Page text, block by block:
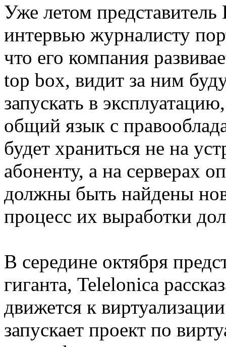
Уже летом
интервью журналисту
что его компания
top box, видит за ним
запускать в
общий язык с
будет храниться не на
абоненту, а на серверах
должны быть найдены
процесс их выработки
В середине октября
гиганта, Telelonica
движется к
запускает проект по